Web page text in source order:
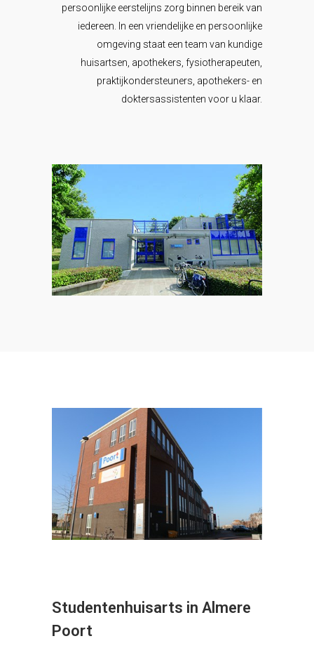
persoonlijke eerstelijns zorg binnen bereik van
iedereen. In een vriendelijke en persoonlijke
omgeving staat een team van kundige
huisartsen, apothekers, fysiotherapeuten,
praktijkondersteuners, apothekers- en
doktersassistenten voor u klaar.
Studentenhuisarts in Almere
Poort